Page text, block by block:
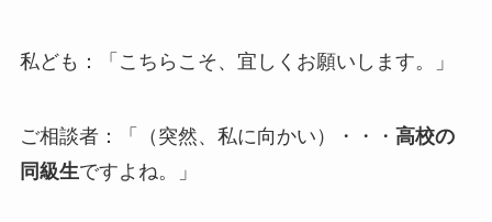
私ども：「こちらこそ、宜しくお願いします。」
ご相談者：「（突然、私に向かい）・・・ 高校の
同級生ですよね。」